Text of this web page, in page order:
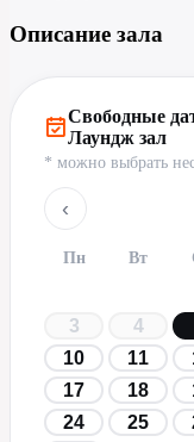
Описание зала
Свободные
Лаундж зал
* можно выбрать
‹
Пн Вт
3
4
10
11
17
18
24
25